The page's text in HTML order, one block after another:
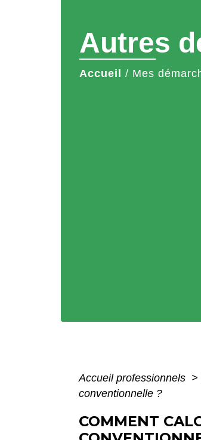
Autres
Accueil / Mes
Accueil professionnels >
conventionnelle ?
COMMENT